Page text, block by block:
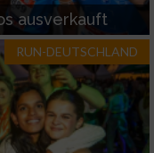
ausverkauft
RUN-DEUTSCHLAND